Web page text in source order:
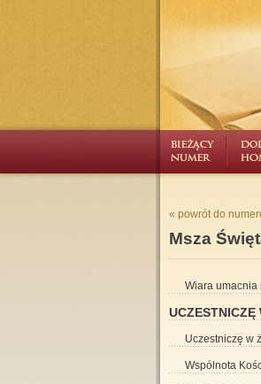
« powrót do
Msza
Wiara umacnia
UCZESTNICZĘ
Uczestniczę w
Wspólnota